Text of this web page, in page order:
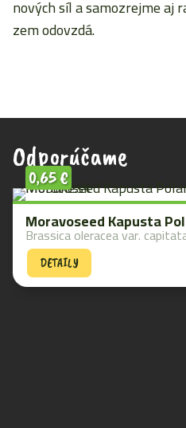
nových síl a samozrejme aj
zem odovzdá.
Odporúčame
Moravoseed Kapusta
0,65€
Brassica oleracea var.
DETAILY